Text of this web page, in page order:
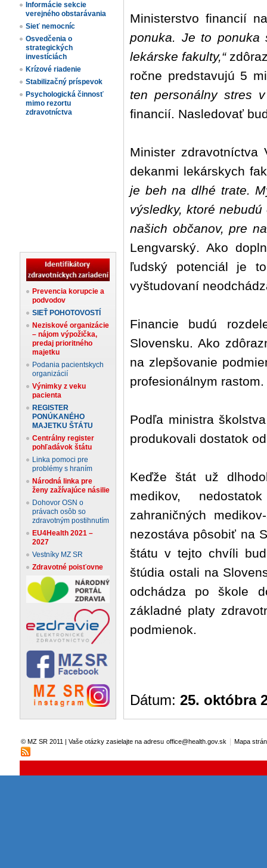
Informácie sekcie
verejného obstarávania
Sieť nemocníc
Osvedčenia o
strategických
investíciách
Krízové riadenie
Stabilizačný príspevok
Psychologická činnosť
mimo rezortu
zdravotníctva
Prevencia korupcie a
podvodov
SIEŤ POHOTOVOSTÍ
Neziskové organizácie
– nájom výpožička,
predaj prioritného
majetku
Podania pacientskych
organizácií
Výnimky z veku
pacienta
REGISTER
PONÚKANÉHO
MAJETKU ŠTÁTU
Centrálny register
pohľadávok štátu
Linka pomoci pre
problémy s hraním
Národná linka pre
ženy zažívajúce násilie
Dohovor OSN o
právach osôb so
zdravotným postihnutím
EU4Health 2021 –
2027
Vestníky MZ SR
Zdravotné poisťovne
Ministerstvo financií
ponuka. Je to ponuka
lekárske fakulty,“
ročne predstavujú 5
ten personálny stres
financií. Nasledovať
Minister
dekanmi lekárskych
je beh na dlhé trate.
výsledky, ktoré
našich občanov, pre
Lengvarský. Ako
ľudský potenciál je
vyštudovaní
Financie budú
Slovensku. Ako
na zlepšovanie
profesionálnym rastom.
Podľa ministra
produkovali dostatok
Keďže štát už
medikov,
zahraničných
nezostáva pôsobiť na
štátu v tejto chvíli
štúdia ostali na
odchádza po škole
základné platy
podmienok.
Dátum: 25. októbra
© MZ SR 2011 | Vaše otázky zasielajte na adresu office@health.gov.sk Mapa